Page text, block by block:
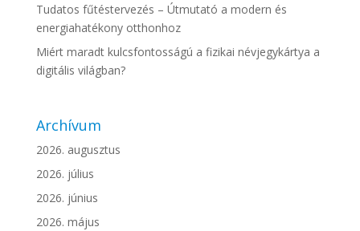
Tudatos fűtéstervezés – Útmutató a modern és
energiahatékony otthonhoz
Miért maradt kulcsfontosságú a fizikai névjegykártya a
digitális világban?
Archívum
2026. augusztus
2026. július
2026. június
2026. május